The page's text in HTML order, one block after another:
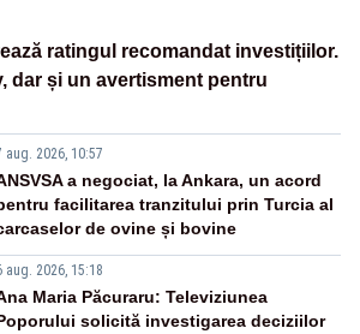
ratingul recomandat investițiilor.
dar și un avertisment pentru
aug. 2026, 10:57
a negociat, la Ankara, un acord
facilitarea tranzitului prin Turcia al
de ovine și bovine
aug. 2026, 15:18
Maria Păcuraru: Televiziunea
solicită investigarea deciziilor